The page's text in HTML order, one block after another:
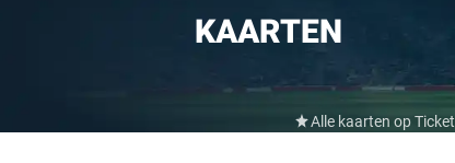
KAARTEN
Alle kaarten op